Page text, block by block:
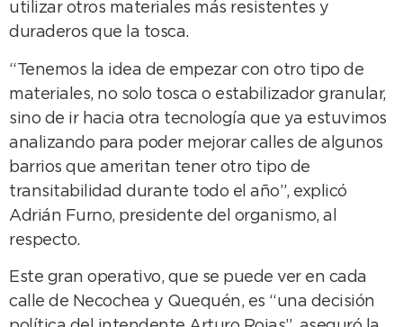
utilizar otros materiales más resistentes y
duraderos que la tosca.
“Tenemos la idea de empezar con otro tipo de
materiales, no solo tosca o estabilizador granular,
sino de ir hacia otra tecnología que ya estuvimos
analizando para poder mejorar calles de algunos
barrios que ameritan tener otro tipo de
transitabilidad durante todo el año”, explicó
Adrián Furno, presidente del organismo, al
respecto.
Este gran operativo, que se puede ver en cada
calle de Necochea y Quequén, es “una decisión